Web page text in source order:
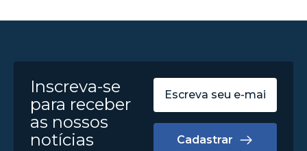
Inscreva-se
para receber
as nossos
notícias
Cadastrar